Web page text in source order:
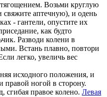
Возьми круглую
свяжите аптечную), и одень
- гантели, опустите их
как будто
Разводи колени в
Встань плавно, повтори
легко, увеличь вес
исходного положения, и
правой ногой в сторону.
сгибая правое колено. Левая